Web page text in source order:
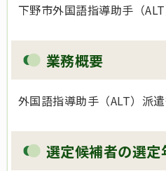
下野市外国語指導助手（
業務概要
外国語指導助手（ALT）派
選定候補者の選定